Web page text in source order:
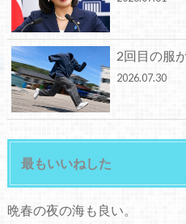
2回目の服
2026.07.30
最もいいねした
晩春の夜の海も良い。